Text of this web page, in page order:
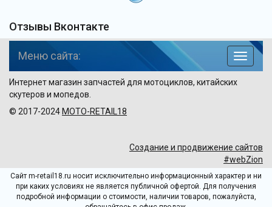
Отзывы Вконтакте
по
Меню сайта:
Интернет магазин запчастей для мотоциклов, китайских
скутеров и мопедов.
© 2017-2024 MOTO-RETAIL18
Создание и продвижение сайтов
#webZion
Сайт m-retail18.ru носит исключительно информационный характер и ни
при каких условиях не является публичной офертой. Для получения
подробной информации о стоимости, наличии товаров, пожалуйста,